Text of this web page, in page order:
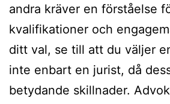
andra kräver en förståelse
kvalifikationer och
ditt val, se till att du väljer
inte enbart en jurist, då
betydande skillnader.